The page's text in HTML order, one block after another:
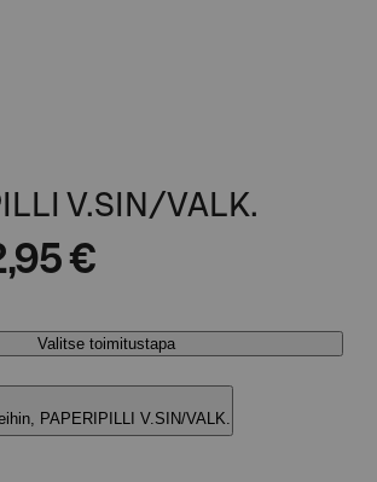
V.SIN/VALK.
€
Valitse toimitustapa
PAPERIPILLI V.SIN/VALK.